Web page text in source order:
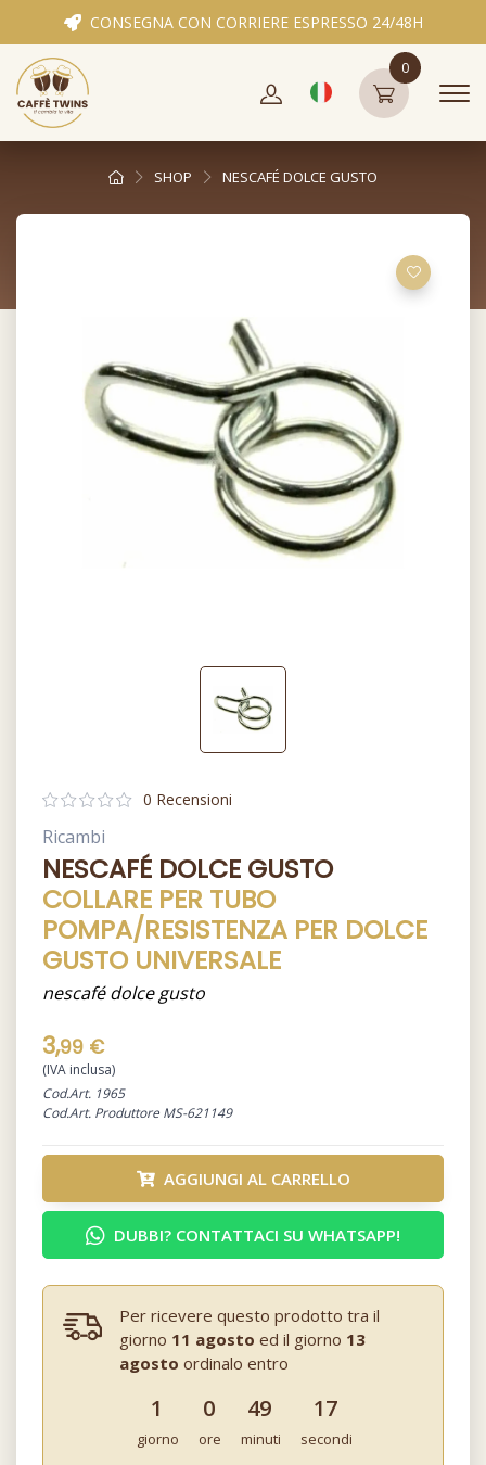
CONSEGNA CON CORRIERE ESPRESSO 24/48H
0
SHOP NESCAFÉ DOLCE GUSTO
0 Recensioni
Ricambi
NESCAFÉ DOLCE GUSTO
COLLARE PER TUBO
POMPA/RESISTENZA PER DOLCE
GUSTO UNIVERSALE
nescafé dolce gusto
3,99 €
(IVA inclusa)
Cod.Art. 1965
Cod.Art. Produttore MS-621149
AGGIUNGI AL CARRELLO
DUBBI? CONTATTACI SU WHATSAPP!
Per ricevere questo prodotto tra il
giorno 11 agosto ed il giorno 13
agosto ordinalo entro
1
giorno
0
ore
49
minuti
17
secondi